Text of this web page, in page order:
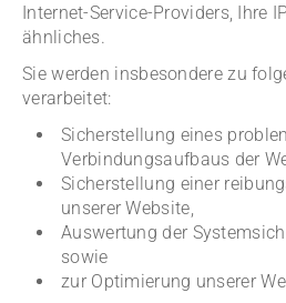
Internet-Service-Providers, Ihre
ähnliches.
Sie werden insbesondere zu
verarbeitet:
Sicherstellung eines
Verbindungsaufbaus der
Sicherstellung einer
unserer Website,
Auswertung der
sowie
zur Optimierung unserer